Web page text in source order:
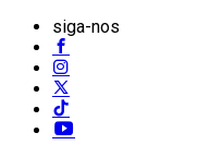
siga-nos